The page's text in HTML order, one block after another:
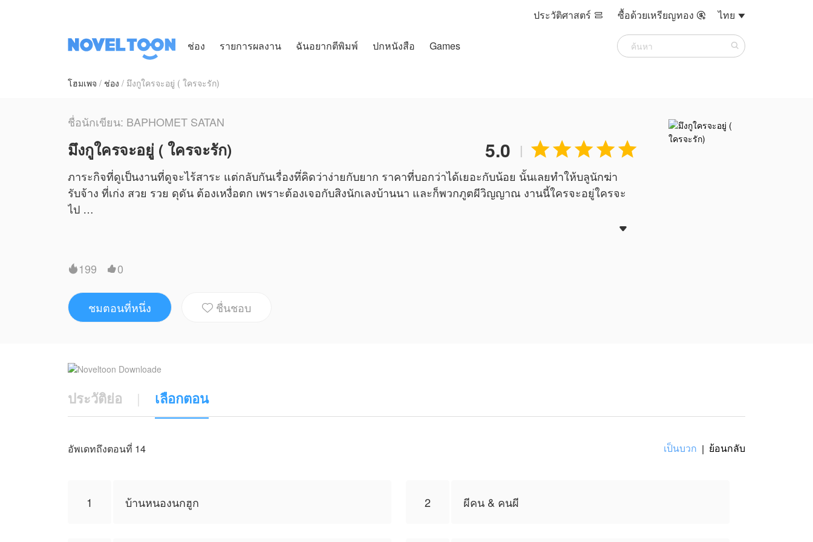
ประวัติศาสตร์  ซื้อด้วยเหรียญทอง  ไทย 
ช่อง รายการผลงาน ฉันอยากตีพิมพ์ ปกหนังสือ Games
โฮมเพจ ช่อง มึงกูใครจะอยู่ ( ใครจะรัก)
ชื่อนักเขียน: BAPHOMET SATAN
มึงกูใครจะอยู่ ( ใครจะรัก) 5.0 | 
ภาระกิจที่ดูเป็นงานที่ดูจะไร้สาระ แต่กลับกันเรื่องทึ่คิดว่าง่ายกับยาก ราคาที่บอกว่าได้เยอะกับน้อย นั้นเลยทำให้บลูนักฆ่า
รับจ้าง ที่เก่ง สวย รวย ดุดัน ต้องเหงื่อตก เพราะต้องเจอกับสิงนักเลงบ้านนา และก็พวกภูตผีวิญญาณ งานนี้ใครจะอยู่ใครจะ
ไป

 199 0
ชมตอนที่หนึ่ง  ชื่นชอบ
ประวัติย่อ | เลือกตอน
อัพเดทถึงตอนที่ 14 เป็นบวก | ย้อนกลับ
1 บ้านหนองนกฮูก 2 ผีคน & คนผี